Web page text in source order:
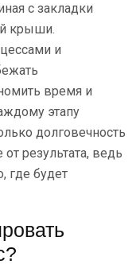
с закладки
крыши.
и
время и
этапу
долговечность
результата, ведь
где будет